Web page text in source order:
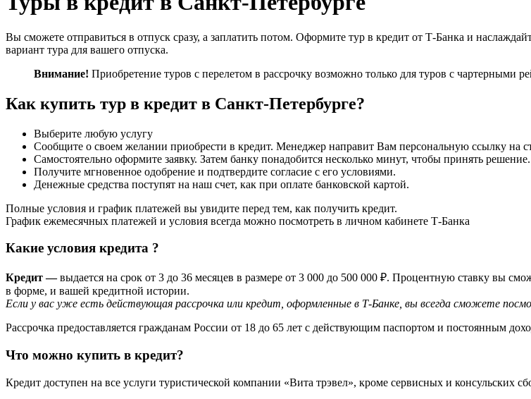
Вы сможете отправиться в отпуск сразу, а заплатить потом. Оформите тур в кредит от Т-Банка и
вариант тура для вашего отпуска.
Внимание! Приобретение туров с перелетом в рассрочку возможно только для туров с чартерными
Как купить тур в кредит в Санкт-Петербурге?
Выберите любую услугу
Сообщите о своем желании приобрести в кредит. Менеджер направит Вам персональную ссылку на
Самостоятельно оформите заявку. Затем банку понадобится несколько минут, чтобы принять
Получите мгновенное одобрение и подтвердите согласие с его условиями.
Денежные средства поступят на наш счет, как при оплате банковской картой.
Полные условия и график платежей вы увидите перед тем, как получить кредит.
График ежемесячных платежей и условия всегда можно посмотреть в личном кабинете Т-Банка
Какие условия кредита ?
Кредит —выдается на срок от 3 до 36 месяцев в размере от 3 000 до 500 000 ₽. Процентную ставку вы
в форме, и вашей кредитной истории.
Если у вас уже есть действующая рассрочка или кредит, оформленные в Т‑Банке, вы всегда сможете
Рассрочка предоставляется гражданам России от 18 до 65 лет с действующим паспортом и постоянным
Что можно купить в кредит?
Кредит доступен на все услуги туристической компании «Вита трэвел», кроме сервисных и консульских